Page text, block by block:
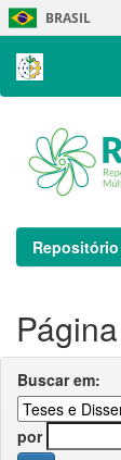
Skip
navigation
BRASIL
Buscar em:
por